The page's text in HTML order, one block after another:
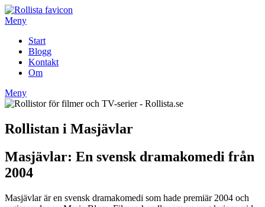
Hoppa
till
Meny
Start
Blogg
Kontakt
Om
Meny
Rollistan i Masjävlar
Masjävlar: En svensk dramakomedi från
2004
Masjävlar är en svensk dramakomedi som hade premiär 2004 och